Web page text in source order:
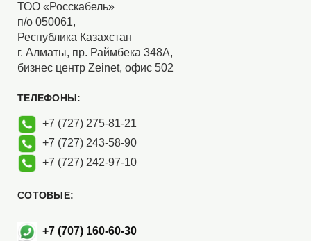
ТОО «Росскабель»
п/о 050061,
Республика Казахстан
г. Алматы, пр. Раймбека 348А,
бизнес центр Zeinet, офис 502
ТЕЛЕФОНЫ:
+7 (727) 275-81-21
+7 (727) 243-58-90
+7 (727) 242-97-10
СОТОВЫЕ:
+7 (707) 160-60-30